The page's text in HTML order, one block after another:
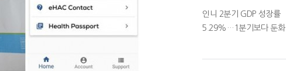
인니 2분기 GDP 성장률
5.29%…1분기보다 둔화